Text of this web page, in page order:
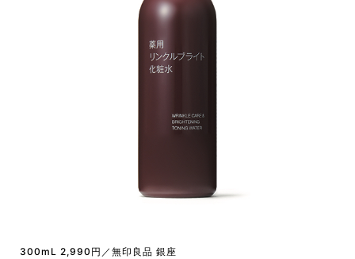
300mL 2,990円／無印良品 銀座